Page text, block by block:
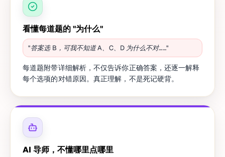
看懂每道题的 "为什么"
"答案选 B，可我不知道 A、C、D 为什么不对……"
每道题附带详细解析，不仅告诉你正确答案，还逐一解释
每个选项的对错原因。真正理解，不是死记硬背。
AI 导师，不懂哪里点哪里